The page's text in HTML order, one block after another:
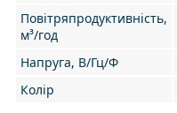
Повітряпродуктивність,
м³/год
Напруга, В/Гц/Ф
Колір